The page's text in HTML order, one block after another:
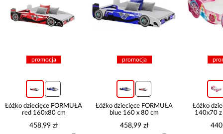
promocja
Łóżko dziecięce FORMUŁA
red 160x80 cm
458,99 zł
promocja
Łóżko dziecięce FORMUŁA
blue 160 x 80 cm
458,99 zł
Łóżko
140x70 z